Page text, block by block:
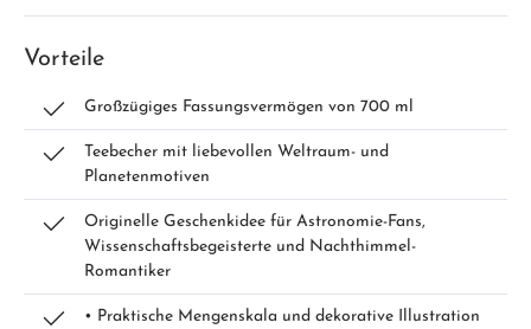
Vorteile
Großzügiges Fassungsvermögen von 700 ml
Teebecher mit liebevollen Weltraum- und
Planetenmotiven
Originelle Geschenkidee für Astronomie-Fans,
Wissenschaftsbegeisterte und Nachthimmel-
Romantiker
• Praktische Mengenskala und dekorative Illustration